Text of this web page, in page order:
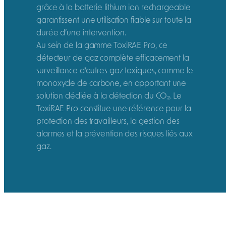
grâce à la batterie lithium ion rechargeable
garantissent une utilisation fiable sur toute la
durée d’une intervention.
Au sein de la gamme ToxiRAE Pro, ce
détecteur de gaz complète efficacement la
surveillance d’autres gaz toxiques, comme le
monoxyde de carbone, en apportant une
solution dédiée à la détection du CO₂. Le
ToxiRAE Pro constitue une référence pour la
protection des travailleurs, la gestion des
alarmes et la prévention des risques liés aux
gaz.